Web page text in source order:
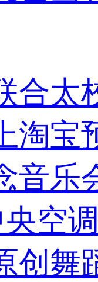
合太
淘宝
音乐
空
创舞